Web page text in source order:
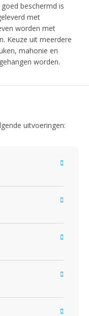
beschermd is
met
worden met
Keuze uit meerdere
mahonie en
worden.
uitvoeringen: